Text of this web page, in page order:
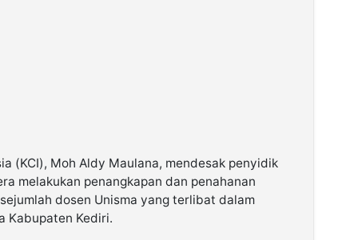
(KCI), Moh Aldy Maulana, mendesak penyidik
melakukan penangkapan dan penahanan
dosen Unisma yang terlibat dalam
Kabupaten Kediri.